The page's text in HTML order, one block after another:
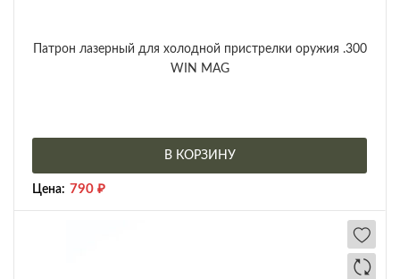
Патрон лазерный для холодной пристрелки оружия .300
WIN MAG
В КОРЗИНУ
Цена: 790 ₽